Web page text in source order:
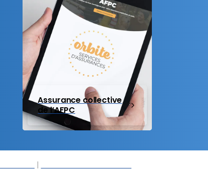
Assurance collective
de l’AFPC
|